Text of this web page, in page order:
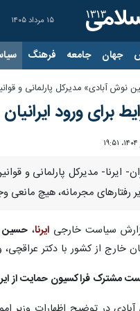
۱۵ مرداد ۱۴۰۵
جهان جامعه فرهنگ
نوش آبادی» مدیرکل پارلمانی و
برای ورود